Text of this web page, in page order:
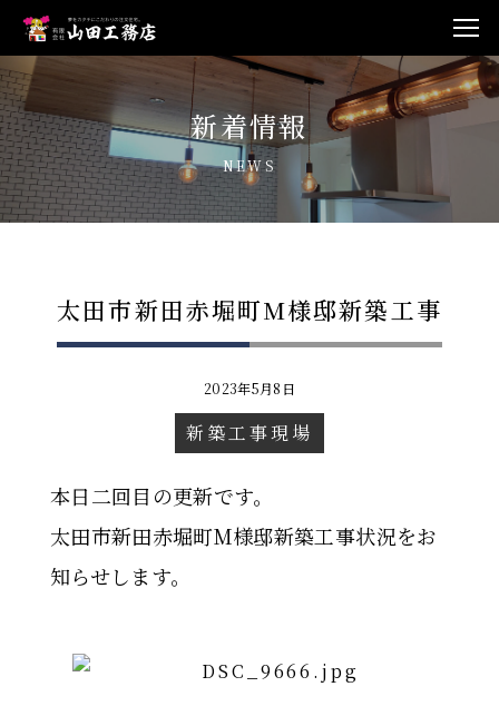
新着情報
NEWS
太田市新田赤堀町M様邸新築工事
2023年5月8日
新築工事現場
本日二回目の更新です。
太田市新田赤堀町M様邸新築工事状況をお
知らせします。